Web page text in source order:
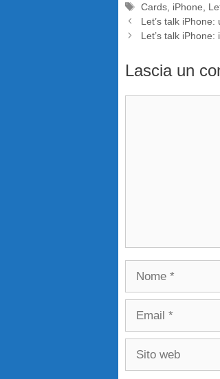
Tag
Cards iPhone
Let’s talk
Let’s talk
Lascia un